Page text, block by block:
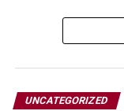
UNCATEGORIZED